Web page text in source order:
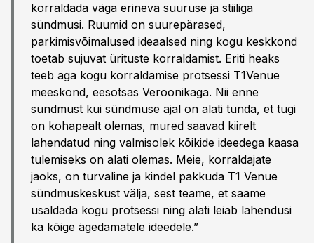
korraldada väga erineva suuruse ja stiiliga
sündmusi. Ruumid on suurepärased,
parkimisvõimalused ideaalsed ning kogu keskkond
toetab sujuvat ürituste korraldamist. Eriti heaks
teeb aga kogu korraldamise protsessi T1Venue
meeskond, eesotsas Veroonikaga. Nii enne
sündmust kui sündmuse ajal on alati tunda, et tugi
on kohapealt olemas, mured saavad kiirelt
lahendatud ning valmisolek kõikide ideedega kaasa
tulemiseks on alati olemas. Meie, korraldajate
jaoks, on turvaline ja kindel pakkuda T1 Venue
sündmuskeskust välja, sest teame, et saame
usaldada kogu protsessi ning alati leiab lahendusi
ka kõige ägedamatele ideedele.”